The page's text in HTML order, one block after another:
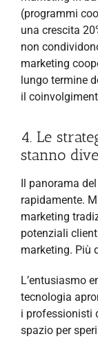
(programmi
una crescita
non
marketing
lungo termine
il
4. Le
stanno
Il panorama
rapidamente.
marketing
potenziali
marketing. Più
L’entusiasmo
tecnologia
i professionisti
spazio per